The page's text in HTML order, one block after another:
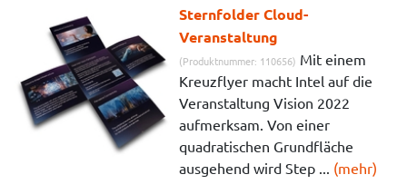
Sternfolder Cloud-
Veranstaltung
(Produktnummer: 110656) Mit einem
Kreuzflyer macht Intel auf die
Veranstaltung Vision 2022
aufmerksam. Von einer
quadratischen Grundfläche
ausgehend wird Step ... (mehr)